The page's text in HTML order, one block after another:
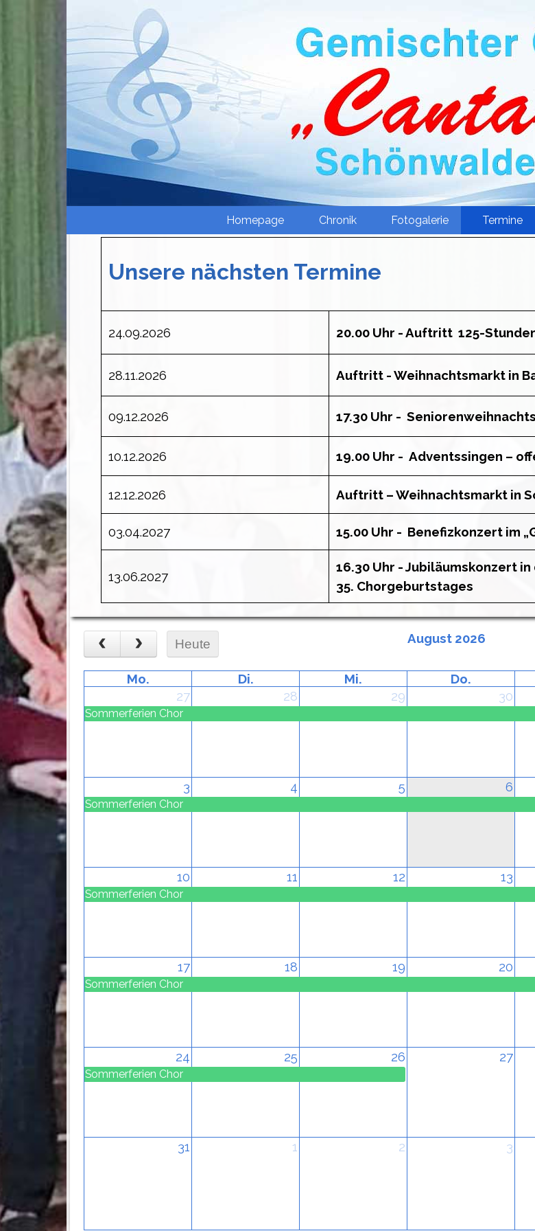
Menü
Homepage Chronik ▼
Fotogalerie Termine
Unsere nächsten Termine
24.09.2026 20.00 Uhr - Auftritt 125-
28.11.2026 Auftritt - Weihnachtsmarkt in
09.12.2026 17.30 Uhr -
10.12.2026 19.00 Uhr - Adventssingen –
12.12.2026 Auftritt – Weihnachtsmarkt in
03.04.2027 15.00 Uhr - Benefizkonzert im
13.06.2027
16.30 Uhr - Jubiläumskonzert
35. Chorgeburtstages
Heute August 2026
Mo. Di. Mi. Do.
27
28 29 30
Sommerferien Chor
3 4 5 6
Sommerferien Chor
10 11 12 13
Sommerferien Chor
17 18 19 20
Sommerferien Chor
24 25 26 27
Sommerferien Chor
31 1 2 3